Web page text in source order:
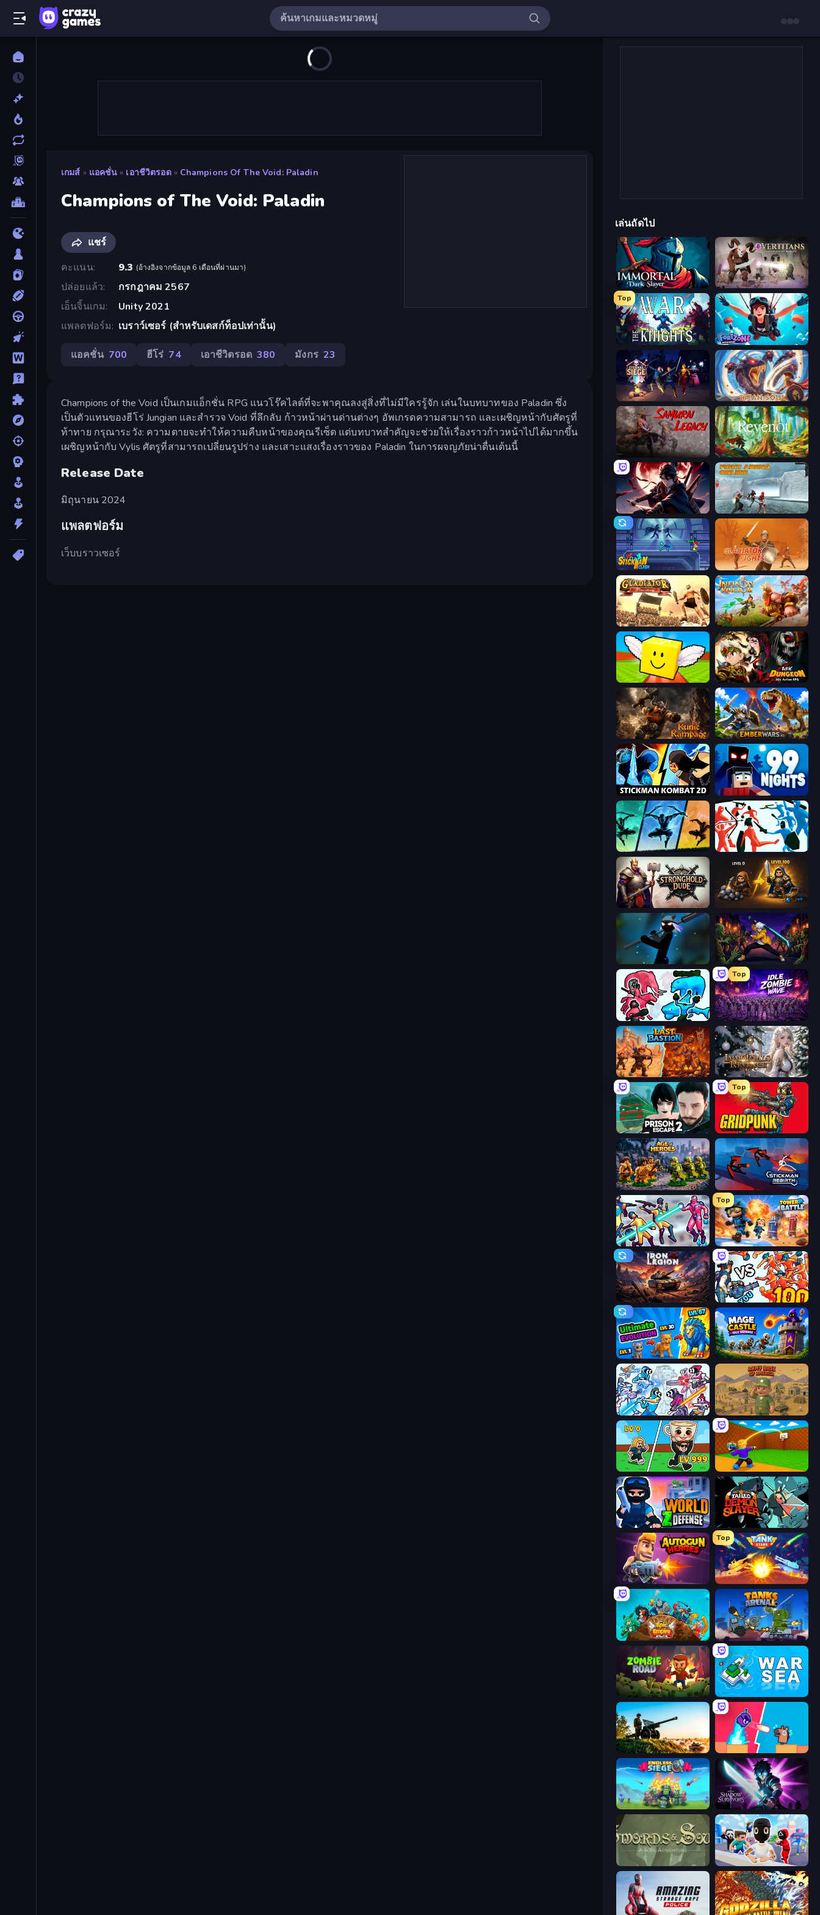
เกมส์ » แอคชั่น » เอาชีวิตรอด » Champions Of The Void: Paladin
Champions of The Void: Paladin
แชร์
คะแนน
9.3 (อ้างอิงจากข้อมูล 6 เดือนที่ผ่านมา)
ปล่อยแล้ว
กรกฎาคม 2567
เอ็นจิ้นเกม
Unity 2021
แพลตฟอร์ม
เบราว์เซอร์ (สำหรับเดสก์ท็อปเท่านั้น)
แอคชั่น 700 ฮีโร่ 74 เอาชีวิตรอด 380 มังกร 23
Champions of the Void เป็นเกมแอ็กชั่น RPG แนวโร๊คไลต์ที่จะพาคุณลงสู่สิ่งที่ไม่มีใครรู้จัก เล่นในบทบาทของ Paladin ซึ่ง
เป็นตัวแทนของฮีโร่ Jungian และสำรวจ Void ที่ลึกลับ ก้าวหน้าผ่านด่านต่างๆ อัพเกรดความสามารถ และเผชิญหน้ากับศัตรูที่
ท้าทาย กรุณาระวัง: ความตายจะทำให้ความคืบหน้าของคุณรีเซ็ต แต่บทบาทสำคัญจะช่วยให้เรื่องราวก้าวหน้าไปได้มากขึ้น
เผชิญหน้ากับ Vylis ศัตรูที่สามารถเปลี่ยนรูปร่าง และเสาะแสงเรื่องราวของ Paladin ในการผจญภัยน่าตื่นเต้นนี้
Release Date
มิถุนายน 2024
แพลตฟอร์ม
เว็บบราวเซอร์
เล่นถัดไป
Immortal: Dark Slayer Overtitans: Destroyers of Worlds
Top
War the Knights Fortzone Battle Royale
Eternal Siege Titan Soul: Action RPG
Samurai Legacy Revenot
Samurai's Shadow Fight Arena Online
Stickman Clash Gladiator Fights
Gladiator: True Story Infinity Kingdom
Lucky Brainrot Blocks Online AFK Dungeon: Idle Action RPG
Runic Rampage EmberWars.io
Stickman Kombat 2D 99 Nights (Bloxd.io)
Shadow Ninja Revenge Funny Battle Simulator
Stronghold Dude Gothic Story RPG
Stickman Weapon Master Sword Master: Shadow Hunter
Funny Battle Simulator 2
Top
Idle Zombie Wave: Survivors
Last Bastion Immortals Revenge
Prison Escape 2
Top
Age of Heroes Stickman Rebirth
Hero 3: Flying Robot
Top
Tower Battle
Iron Legion Horde Killer: You vs 100
Ultimate Evolution Mage Castle Idle Defense
Space Wars Battleground Army Base Of America
Brainrot Arena Online Throw a Lucky Block
World Z Defense - Zombie Defense Tailed Demon Slayer
Autogun Heroes
Top
Tank Stars
Epic Empire: Tower Defense Tanks Arena io: Craft & Combat
Zombie Road War Sea
Artillery Vs Tanks Boom Slingers ReBoom
Endless Siege Shadow Survivors
Swords & Souls